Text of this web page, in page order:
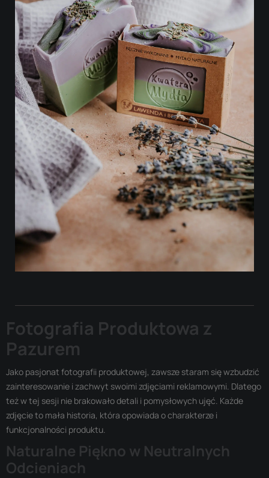
Fotografia Produktowa z
Pazurem
Jako pasjonat fotografii produktowej, zawsze staram się wzbudzić
zainteresowanie i zachwyt swoimi zdjęciami reklamowymi. Dlatego
też w tej sesji nie brakowało detali i pomysłowych ujęć. Każde
zdjęcie to mała historia, która opowiada o charakterze i
funkcjonalności produktu.
Naturalne Piękno w Neutralnych
Odcieniach